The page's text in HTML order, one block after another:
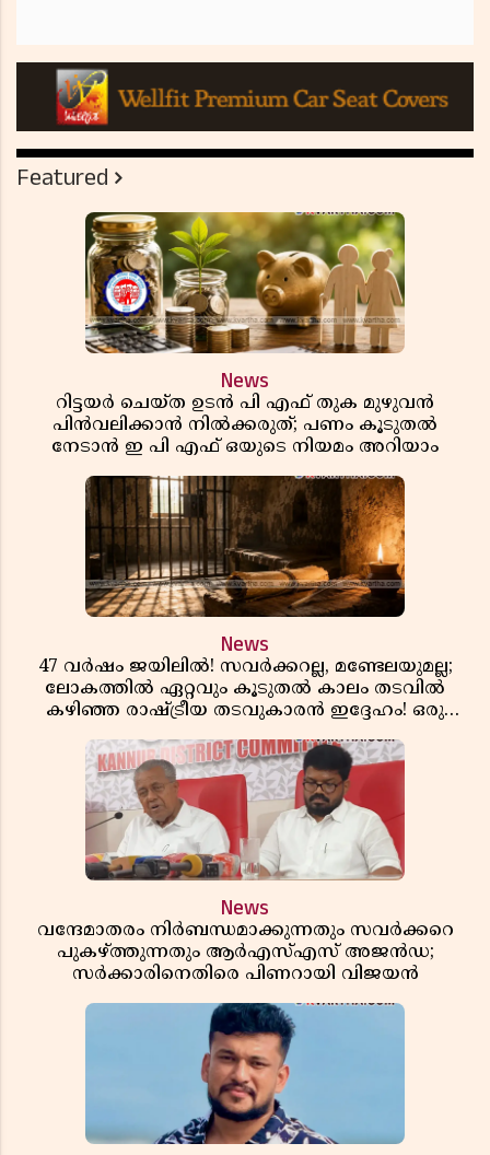
Featured
News
റിട്ടയർ ചെയ്ത ഉടൻ പി എഫ് തുക മുഴുവൻ
പിൻവലിക്കാൻ നിൽക്കരുത്; പണം കൂടുതൽ
നേടാൻ ഇ പി എഫ് ഒയുടെ നിയമം അറിയാം
News
47 വർഷം ജയിലിൽ! സവർക്കറല്ല, മണ്ടേലയുമല്ല;
ലോകത്തിൽ ഏറ്റവും കൂടുതൽ കാലം തടവിൽ
കഴിഞ്ഞ രാഷ്ട്രീയ തടവുകാരൻ ഇദ്ദേഹം! ഒരു
News
വന്ദേമാതരം നിർബന്ധമാക്കുന്നതും സവർക്കറെ
പുകഴ്ത്തുന്നതും ആർഎസ്എസ് അജൻഡ;
സർക്കാരിനെതിരെ പിണറായി വിജയൻ